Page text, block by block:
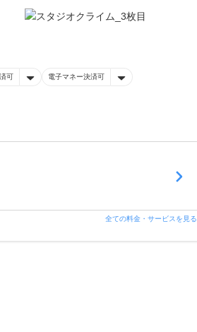
可 電子マネー決済可
全ての料金・サービスを見る